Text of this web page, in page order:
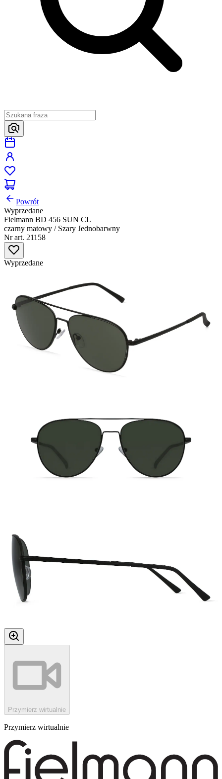
Powrót
Wyprzedane
Fielmann BD 456 SUN CL
czarny matowy / Szary Jednobarwny
Nr art. 21158
Wyprzedane
Przymierz wirtualnie
Przymierz wirtualnie